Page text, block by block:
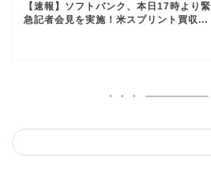
【速報】ソフトバンク、本日17時より緊
急記者会見を実施！米スプリント買収...